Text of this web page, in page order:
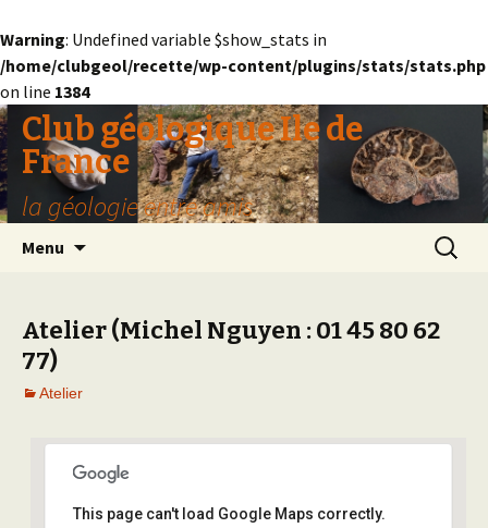
Warning: Undefined variable $show_stats in
/home/clubgeol/recette/wp-content/plugins/stats/stats.php
on line 1384
Club géologique Ile de
France
la géologie entre amis
Menu
Atelier (Michel Nguyen : 01 45 80 62
77)
Atelier
This page can't load Google Maps correctly.